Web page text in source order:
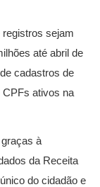
registros sejam
até abril de
cadastros de
CPFs ativos na
à
da Receita
do cidadão e